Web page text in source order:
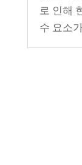
로 인해
수 요소